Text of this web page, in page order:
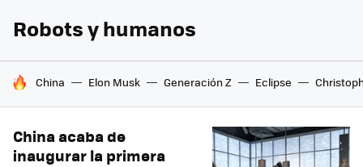
Robots y humanos
HOY SE HABLA DE
China Elon Musk Generación Z Eclipse
China acaba de
inaugurar la primera